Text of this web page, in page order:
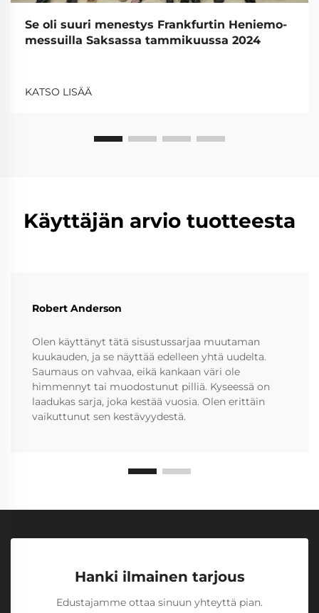
Se oli suuri menestys Frankfurtin Heniemo-
messuilla Saksassa tammikuussa 2024
KATSO LISÄÄ
Käyttäjän arvio tuotteesta
Robert Anderson
Olen käyttänyt tätä sisustussarjaa muutaman
kuukauden, ja se näyttää edelleen yhtä uudelta.
Saumaus on vahvaa, eikä kankaan väri ole
himmennyt tai muodostunut pilliä. Kyseessä on
laadukas sarja, joka kestää vuosia. Olen erittäin
vaikuttunut sen kestävyydestä.
Hanki ilmainen tarjous
Edustajamme ottaa sinuun yhteyttä pian.